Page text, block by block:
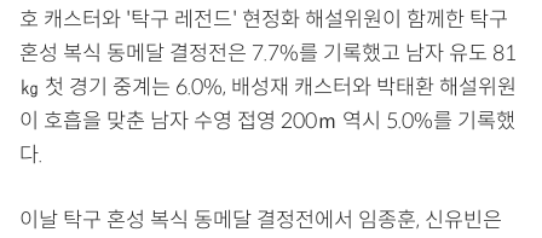
호 캐스터와 '탁구 레전드' 현정화 해설위원이 함께한 탁구
혼성 복식 동메달 결정전은 7.7%를 기록했고 남자 유도 81
㎏ 첫 경기 중계는 6.0%, 배성재 캐스터와 박태환 해설위원
이 호흡을 맞춘 남자 수영 접영 200ｍ 역시 5.0%를 기록했
다.
이날 탁구 혼성 복식 동메달 결정전에서 임종훈, 신유빈은